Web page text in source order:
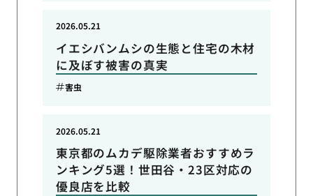
イエシバンムシの生態と住宅の木材
に及ぼす被害の真実
2026.05.21
害虫
東京都のムカデ駆除業者おすすめラ
ンキング5選！世田谷・23区対応の
優良店を比較
2026.05.21